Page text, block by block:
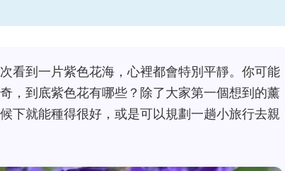
看到一片紫色花海，心裡都會特別平靜。你可能
，到底紫色花有哪些？除了大家第一個想到的薰
下就能種得很好，或是可以規劃一趟小旅行去親